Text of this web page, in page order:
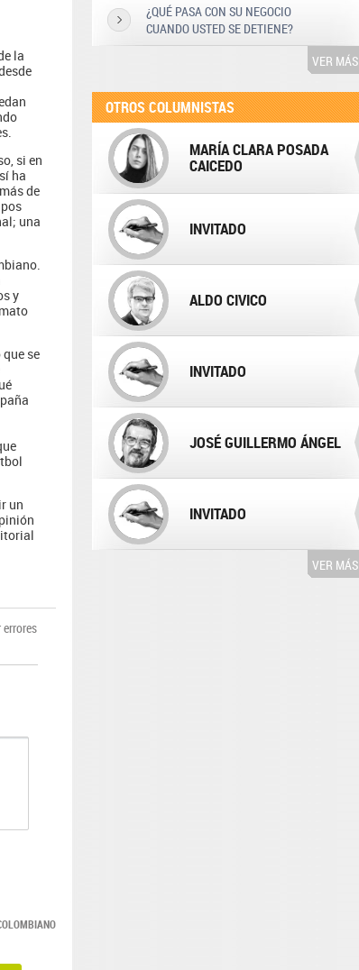
la
si en
ha
de
una
y
se
un
¿QUÉ PASA CON SU NEGOCIO
CUANDO USTED SE DETIENE?
VER MÁS
OTROS COLUMNISTAS
MARÍA CLARA POSADA
CAICEDO
INVITADO
ALDO CIVICO
INVITADO
JOSÉ GUILLERMO ÁNGEL
INVITADO
VER MÁS